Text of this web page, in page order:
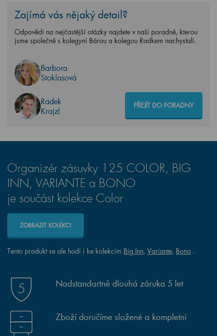
Zajímá vás nějaký detail?
Odpovědi na nejčastější otázky najdete v naší poradně, kterou
jsme společně s kolegyní Bárou a kolegou Radkem nachystali.
Barbora
Stoklasová
Radek
Krajzl
PŘEJÍT DO PORADNY
Organizér zásuvky 125 COLOR, BIG
INN, VARIANTE a BONO
je součást kolekce Color
ZOBRAZIT KOLEKCI
Tento produkt se ale hodí i ke kolekcím Big Inn, Variante, Bono .
Nadstandartně dlouhá záruka 5 let
Zboží doručíme složené a kompletní